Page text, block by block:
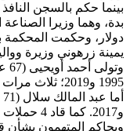
يمينة زرهوني وزيرة
و2017. كما قاد 4 حملات انتخابية للرئيس.
ويحاكم المتهمون